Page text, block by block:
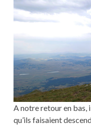
A notre retour en bas,
qu’ils faisaient